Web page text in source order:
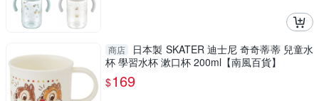
商店
日本製 SKATER 迪士尼 奇奇蒂蒂 兒童水
杯 學習水杯 漱口杯 200ml【南風百貨】
$169